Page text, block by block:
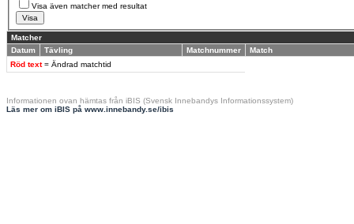
Visa även matcher med resultat
Matcher
Datum
Tävling Matchnummer
Match
Röd text = Ändrad matchtid
Informationen ovan hämtas från iBIS (Svensk Innebandys Informationssystem)
Läs mer om iBIS på www.innebandy.se/ibis